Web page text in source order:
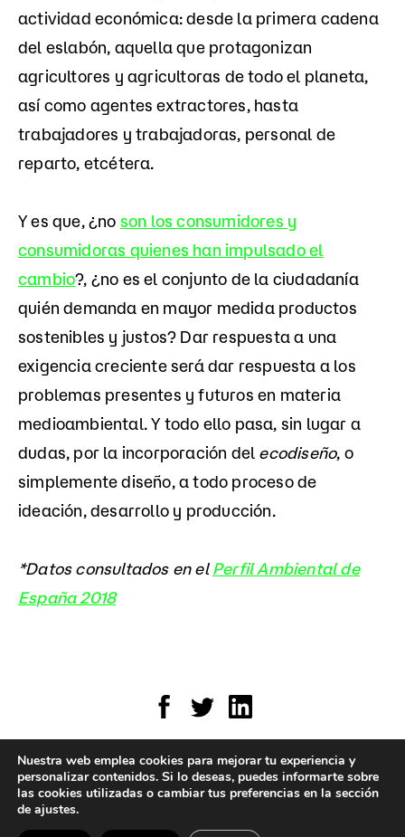
actividad económica: desde la primera cadena
del eslabón, aquella que protagonizan
agricultores y agricultoras de todo el planeta,
así como agentes extractores, hasta
trabajadores y trabajadoras, personal de
reparto, etcétera.
Y es que, ¿no son los consumidores y
consumidoras quienes han impulsado el
cambio?, ¿no es el conjunto de la ciudadanía
quién demanda en mayor medida productos
sostenibles y justos? Dar respuesta a una
exigencia creciente será dar respuesta a los
problemas presentes y futuros en materia
medioambiental. Y todo ello pasa, sin lugar a
dudas, por la incorporación del ecodiseño, o
simplemente diseño, a todo proceso de
ideación, desarrollo y producción.
*Datos consultados en el Perfil Ambiental de
España 2018
E.info@ideolab.comT. +34 945 258 196
Instagram
Nuestra web emplea cookies para mejorar tu experiencia y
personalizar contenidos. Si lo deseas, puedes informarte sobre
las cookies utilizadas o cambiar tus preferencias en la sección
de ajustes.